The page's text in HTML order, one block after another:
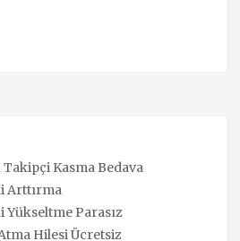
Kasma Bedava
Arttırma
Parasız
Hilesi Ücretsiz